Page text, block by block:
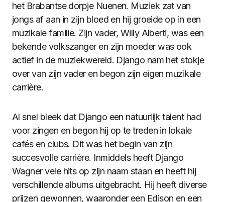
het Brabantse dorpje Nuenen. Muziek zat van
jongs af aan in zijn bloed en hij groeide op in een
muzikale familie. Zijn vader, Willy Alberti, was een
bekende volkszanger en zijn moeder was ook
actief in de muziekwereld. Django nam het stokje
over van zijn vader en begon zijn eigen muzikale
carrière.
Al snel bleek dat Django een natuurlijk talent had
voor zingen en begon hij op te treden in lokale
cafés en clubs. Dit was het begin van zijn
succesvolle carrière. Inmiddels heeft Django
Wagner vele hits op zijn naam staan en heeft hij
verschillende albums uitgebracht. Hij heeft diverse
prijzen gewonnen, waaronder een Edison en een